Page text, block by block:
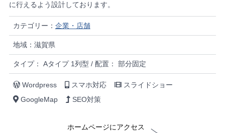
に行えるよう設計しております。
カテゴリー： 企業・店舗
地域：滋賀県
タイプ： Aタイプ 1列型 / 配置： 部分固定
Wordpress スマホ対応
スライドショー
GoogleMap
SEO対策
ホームページにアクセス